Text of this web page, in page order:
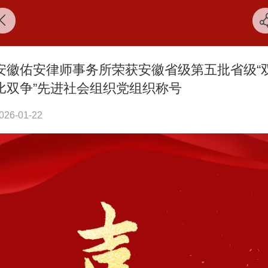
徽佑安律师事务所荣获安徽省级第五批省级“
双争”先进社会组织党组织称号
01-22